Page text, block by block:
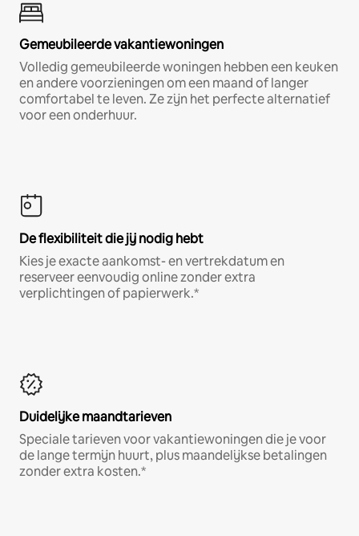
Gemeubileerde vakantiewoningen
Volledig gemeubileerde woningen hebben een keuken
en andere voorzieningen om een maand of langer
comfortabel te leven. Ze zijn het perfecte alternatief
voor een onderhuur.
De flexibiliteit die jij nodig hebt
Kies je exacte aankomst- en vertrekdatum en
reserveer eenvoudig online zonder extra
verplichtingen of papierwerk.*
Duidelijke maandtarieven
Speciale tarieven voor vakantiewoningen die je voor
de lange termijn huurt, plus maandelijkse betalingen
zonder extra kosten.*